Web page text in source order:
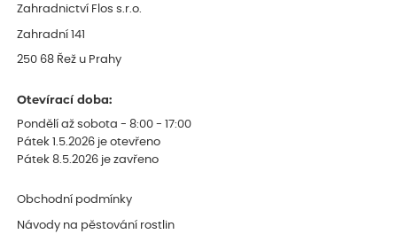
Zahradnictví Flos s.r.o.
Zahradní 141
250 68 Řež u Prahy
Otevírací doba:
Pondělí až sobota - 8:00 - 17:00
Pátek 1.5.2026 je otevřeno
Pátek 8.5.2026 je zavřeno
Obchodní podmínky
Návody na pěstování rostlin